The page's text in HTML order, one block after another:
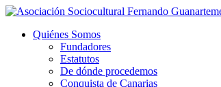
Quiénes Somos
Fundadores
Estatutos
De dónde procedemos
Conquista de Canarias